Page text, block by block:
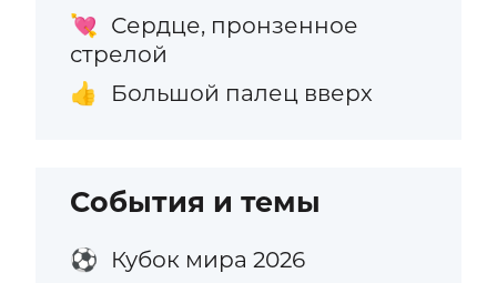
💘 Сердце, пронзенное
стрелой
👍 Большой палец вверх
События и темы
⚽ Кубок мира 2026